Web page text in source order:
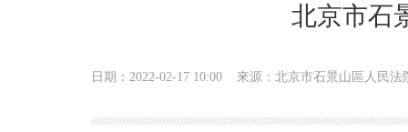
北京市石
日期：2022-02-17 10:00 來源：北京市石景山區人民法